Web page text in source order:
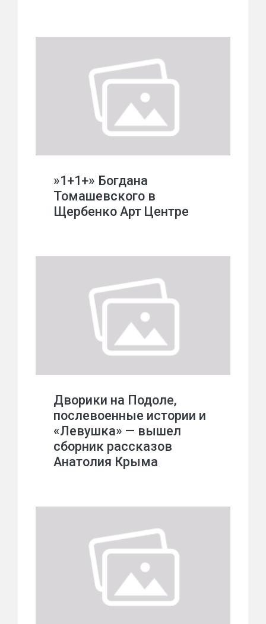
»1+1+» Богдана
Томашевского в
Щербенко Арт Центре
Дворики на Подоле,
послевоенные истории и
«Левушка» — вышел
сборник рассказов
Анатолия Крыма